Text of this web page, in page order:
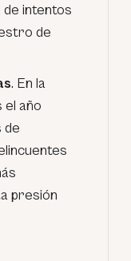
intentos
de
. En la
el año
de
presión